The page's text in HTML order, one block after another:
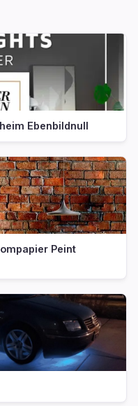
Ebenbildnull
Peint